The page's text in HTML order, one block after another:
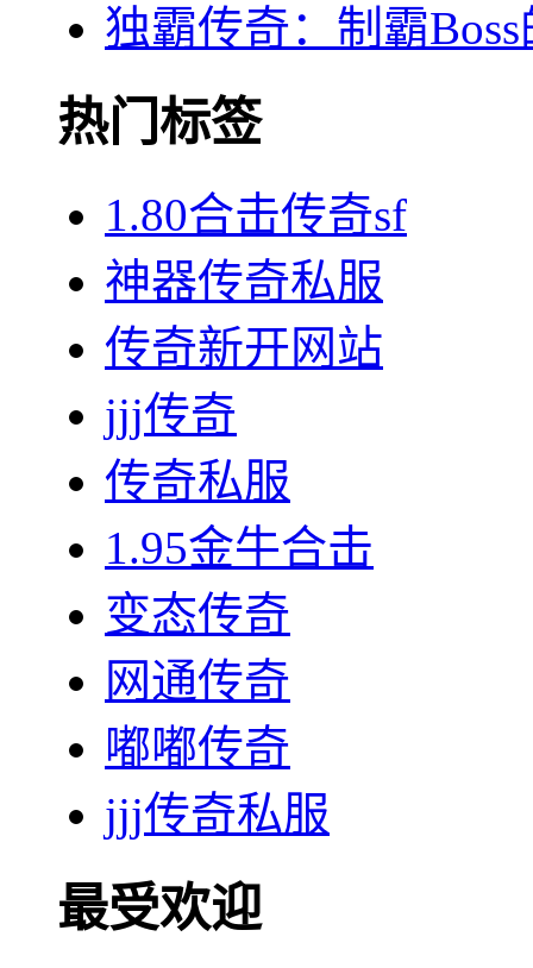
独霸传奇：制霸
热门标签
1.80合击传奇sf
神器传奇私服
传奇新开网站
jjj传奇
传奇私服
1.95金牛合击
变态传奇
网通传奇
嘟嘟传奇
jjj传奇私服
最受欢迎